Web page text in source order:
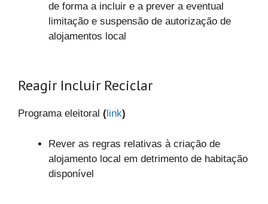
de forma a incluir e a prever a eventual
limitação e suspensão de autorização de
alojamentos local
Reagir Incluir Reciclar
Programa eleitoral ( link)
Rever as regras relativas à criação de
alojamento local em detrimento de habitação
disponível